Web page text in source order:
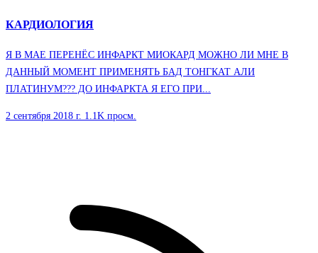
КАРДИОЛОГИЯ
Я В МАЕ ПЕРЕНЁС ИНФАРКТ МИОКАРД МОЖНО ЛИ МНЕ В
ДАННЫЙ МОМЕНТ ПРИМЕНЯТЬ БАД ТОНГКАТ АЛИ
ПЛАТИНУМ??? ДО ИНФАРКТА Я ЕГО ПРИ...
2 сентября 2018 г. 1.1K просм.